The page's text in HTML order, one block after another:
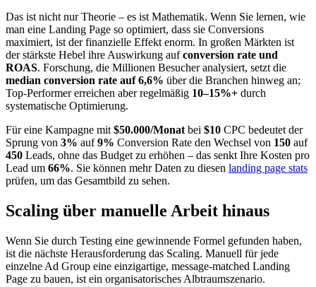
Das ist nicht nur Theorie – es ist Mathematik. Wenn Sie lernen, wie
man eine Landing Page so optimiert, dass sie Conversions
maximiert, ist der finanzielle Effekt enorm. In großen Märkten ist
der stärkste Hebel ihre Auswirkung aufconversion rate und
ROAS. Forschung, die Millionen Besucher analysiert, setzt die
median conversion rate auf 6,6% über die Branchen hinweg an;
Top-Performer erreichen aber regelmäßig 10–15%+ durch
systematische Optimierung.
Für eine Kampagne mit$50.000/Monatbei $10 CPC bedeutet der
Sprung von 3% auf9% Conversion Rate den Wechsel von 150 auf
450 Leads, ohne das Budget zu erhöhen – das senkt Ihre Kosten pro
Lead um 66%. Sie können mehr Daten zu diesen landing page stats
prüfen, um das Gesamtbild zu sehen.
Scaling über manuelle Arbeit hinaus
Wenn Sie durch Testing eine gewinnende Formel gefunden haben,
ist die nächste Herausforderung das Scaling. Manuell für jede
einzelne Ad Group eine einzigartige, message-matched Landing
Page zu bauen, ist ein organisatorisches Albtraumszenario.